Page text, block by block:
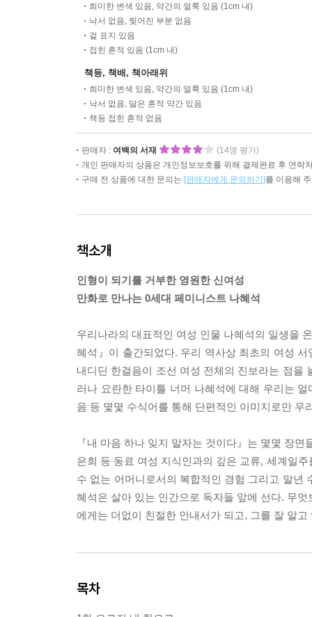
희미한 변색 있음, 약간의 얼룩 있음 (1cm 내)
낙서 없음, 찢어진 부분 없음
겉 표지 있음
접힌 흔적 있음 (1cm 내)
책등, 책배, 책아래위
희미한 변색 있음, 약간의 얼룩 있음 (1cm 내)
낙서 없음, 닳은 흔적 약간 있음
책등 접힌 흔적 없음
판매자 : 여백의 서재
(14명 평가)
개인 판매자의 상품은 개인정보보호를 위해 결제완료 후 연락
구매 전 상품에 대한 문의는 [판매자에게 문의하기]를 이용해
책소개
인형이 되기를 거부한 영원한 신여성
만화로 만나는 0세대 페미니스트 나혜석
우리나라의 대표적인 여성 인물 나혜석의 일생을
혜석』이 출간되었다. 우리 역사상 최초의 여성
내디딘 한걸음이 조선 여성 전체의 진보라는 점을
러나 요란한 타이틀 너머 나혜석에 대해 우리는
음 등 몇몇 수식어를 통해 단편적인 이미지로만 우
『내 마음 하나 잊지 말자는 것이다』는 몇몇 장
은희 등 동료 여성 지식인과의 깊은 교류, 세계일
수 없는 어머니로서의 복합적인 경험 그리고 말년
혜석은 살아 있는 인간으로 독자들 앞에 선다. 무
에게는 더없이 친절한 안내서가 되고, 그를 잘 알
목차